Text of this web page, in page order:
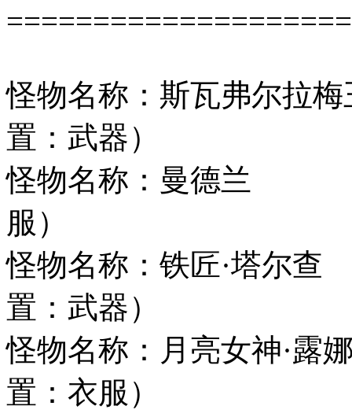
怪物名称：斯瓦弗尔
置：武器）
怪物名称：曼德兰
服）
怪物名称：铁匠·塔
置：武器）
怪物名称：月亮女神
置：衣服）